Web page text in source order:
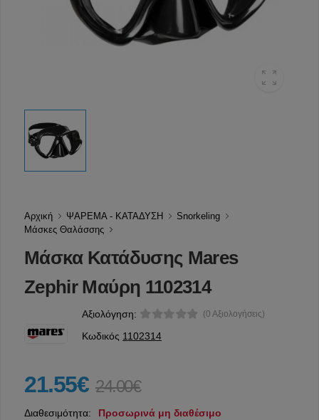
Αρχική ΨΑΡΕΜΑ - ΚΑΤΑΔΥΣΗ
Snorkeling
Μάσκες Θαλάσσης
Μάσκα Κατάδυσης Mares
Zephir Μαύρη 1102314
Αξιολόγηση: (0 Αξιολογήσεις)
Κωδικός 1102314
21.55€ 24.00€
Διαθεσιμότητα: Προσωρινά μη διαθέσιμο